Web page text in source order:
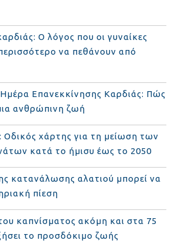
Ο λόγος που οι γυναίκες
να πεθάνουν από
Επανεκκίνησης Καρδιάς: Πώς
ανθρώπινη ζωή
χάρτης για τη μείωση των
κατά το ήμισυ έως το 2050
κατανάλωσης αλατιού μπορεί να
πίεση
καπνίσματος ακόμη και στα 75
το προσδόκιμο ζωής